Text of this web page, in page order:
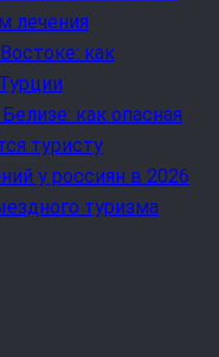
лечения
как
как опасная
туристу
у россиян в 2026
туризма